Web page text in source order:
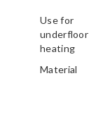
Use for
underfloor
heating
Material